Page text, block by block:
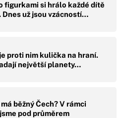
figurkami si hrálo každé dítě
Dnes už jsou vzácností…
proti nim kulička na hraní.
největší planety…
běžný Čech? V rámci
pod průměrem